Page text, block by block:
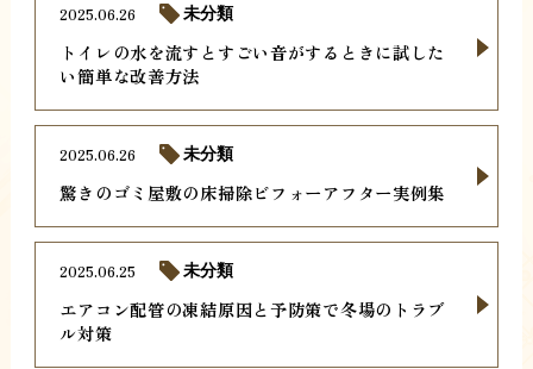
トイレの水を流すとすごい音がするときに試した
い簡単な改善方法
2025.06.26 未分類
驚きのゴミ屋敷の床掃除ビフォーアフター実例集
2025.06.26 未分類
エアコン配管の凍結原因と予防策で冬場のトラブ
ル対策
2025.06.25 未分類